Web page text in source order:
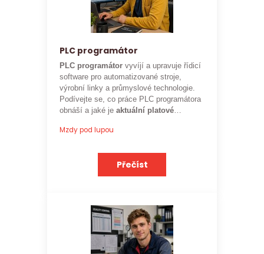
PLC programátor
PLC programátorvyvíjí a upravuje řídicí
software pro automatizované stroje,
výrobní linky a průmyslové technologie.
Podívejte se, co práce PLC programátora
obnáší a jaké jeaktuální platové
Mzdy pod lupou
Přečíst